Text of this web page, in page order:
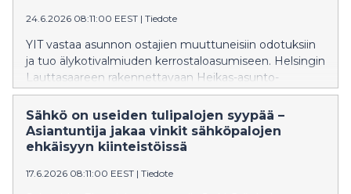
parantaa.
24.6.2026 08:11:00 EEST | Tiedote
YIT vastaa asunnon ostajien muuttuneisiin odotuksiin
ja tuo älykotivalmiuden kerrostaloasumiseen. Helsingin
Lauttasaareen rakennettavaan Heikas-asunto-
osakeyhtiöön asennetaan jokaiseen asuntoon
Schneider Electricin Wiser Ready -älykotivalmius.
Sähkö on useiden tulipalojen syypää –
Asiantuntija jakaa vinkit sähköpalojen
ehkäisyyn kiinteistöissä
17.6.2026 08:11:00 EEST | Tiedote